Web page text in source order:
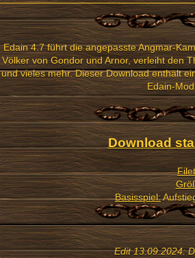
Edain 4.7 führt die angepasste Angmar-
Völker von Gondor und Arnor, verleiht den
und vieles mehr. Dieser Download enthält
Edain-
Download
Basisspiel:
Edit 13.09.2024: